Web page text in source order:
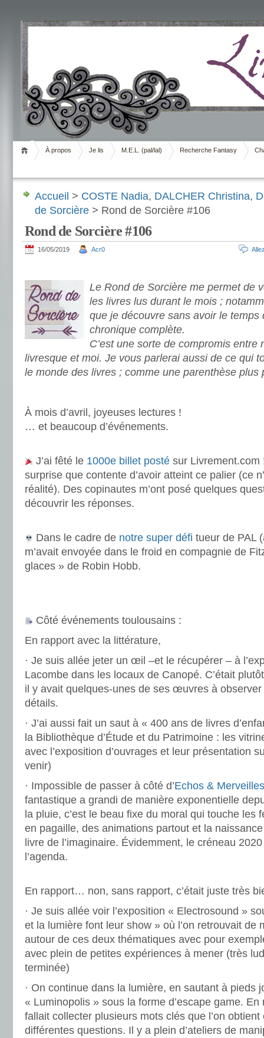
Livrement
À propos Je lis M.E.L. (pal/lal) Recherche Fantasy
Accueil > COSTE Nadia, DALCHER Christina,
de Sorcière > Rond de Sorcière #106
Rond de Sorcière #106
16/05/2019 Acr0
Le Rond de Sorcière me permet de
les livres lus durant le mois ;
que je découvre sans avoir le temps
chronique complète.
C’est une sorte de compromis entre
livresque et moi. Je vous parlerai aussi de ce qui
le monde des livres ; comme une parenthèse plus
À mois d’avril, joyeuses lectures !
… et beaucoup d’événements.
J’ai fêté le 1000e billet postésur Livrement.com
surprise que contente d’avoir atteint ce palier (ce
réalité). Des copinautes m’ont posé quelques
découvrir les réponses.
Dans le cadre de notre super défi tueur de PAL
m’avait envoyée dans le froid en compagnie de
glaces » de Robin Hobb.
Côté événements toulousains :
En rapport avec la littérature,
· Je suis allée jeter un œil –et le récupérer – à
Lacombe dans les locaux de Canopé. C’était
il y avait quelques-unes de ses œuvres à
détails.
· J’ai aussi fait un saut à « 400 ans de livres
la Bibliothèque d’Étude et du Patrimoine : les
avec l’exposition d’ouvrages et leur présentation
venir)
· Impossible de passer à côté d’Echos & Merveilles
fantastique a grandi de manière exponentielle
la pluie, c’est le beau fixe du moral qui touche les
en pagaille, des animations partout et la
livre de l’imaginaire. Évidemment, le créneau
l’agenda.
En rapport… non, sans rapport, c’était juste très
· Je suis allée voir l’exposition « Electrosound »
et la lumière font leur show » où l’on retrouvait de
autour de ces deux thématiques avec pour
avec plein de petites expériences à mener (très
terminée)
· On continue dans la lumière, en sautant à pieds
« Luminopolis » sous la forme d’escape game.
fallait collecter plusieurs mots clés que l’on
différentes questions. Il y a plein d’ateliers de